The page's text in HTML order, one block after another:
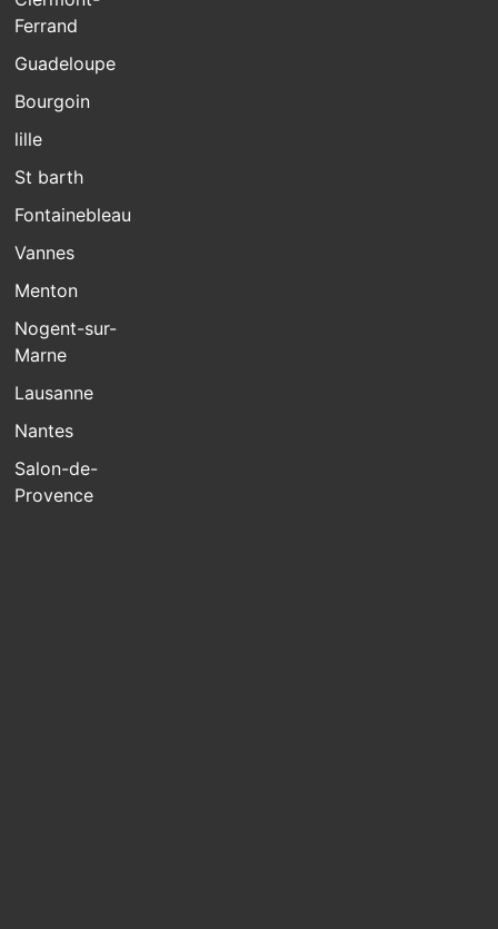
Ferrand
Guadeloupe
Bourgoin
lille
St barth
Fontainebleau
Vannes
Menton
Nogent-sur-
Marne
Lausanne
Nantes
Salon-de-
Provence